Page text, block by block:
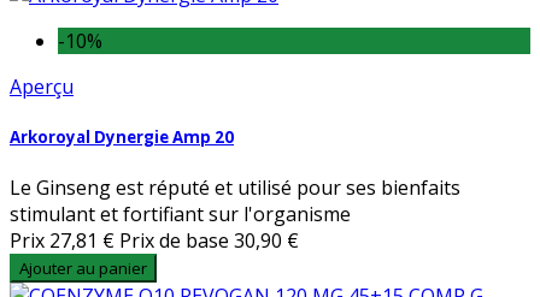
-10%
Aperçu
Arkoroyal Dynergie Amp 20
Le Ginseng est réputé et utilisé pour ses bienfaits
stimulant et fortifiant sur l'organisme
Prix 27,81 € Prix de base 30,90 €
Ajouter au panier